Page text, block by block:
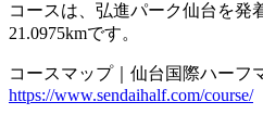
コースは、弘進パーク仙台を発
21.0975kmです。
コースマップ｜仙台国際ハーフ
https://www.sendaihalf.com/course/